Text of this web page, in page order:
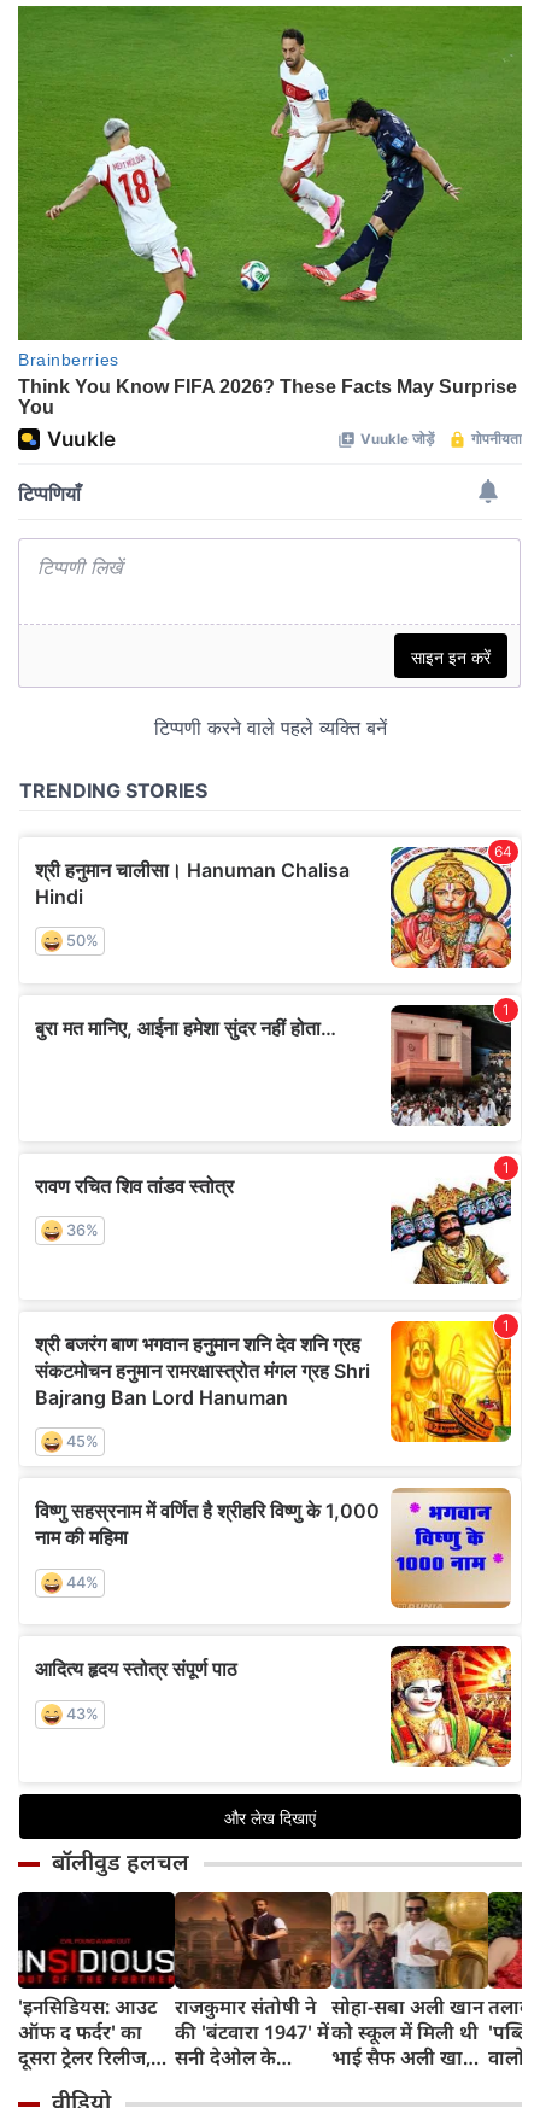
बॉलीवुड हलचल
'इनसिडियस: आउट
ऑफ द फर्दर' का
दूसरा ट्रेलर रिलीज,
राजकुमार संतोषी ने
की 'बंटवारा 1947' में
सनी देओल के
सोहा-सबा अली खान
को स्कूल में मिली थी
भाई सैफ अली खान वालों